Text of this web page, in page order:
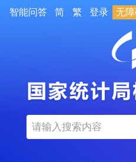
智能问答 简 繁 登录 无